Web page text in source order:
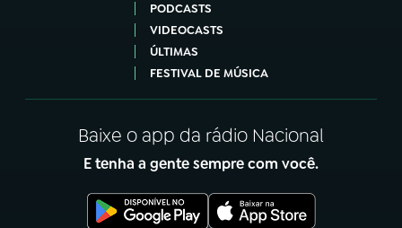
PODCASTS
VIDEOCASTS
ÚLTIMAS
FESTIVAL DE MÚSICA
Baixe o app da rádio Nacional
E tenha a gente sempre com você.